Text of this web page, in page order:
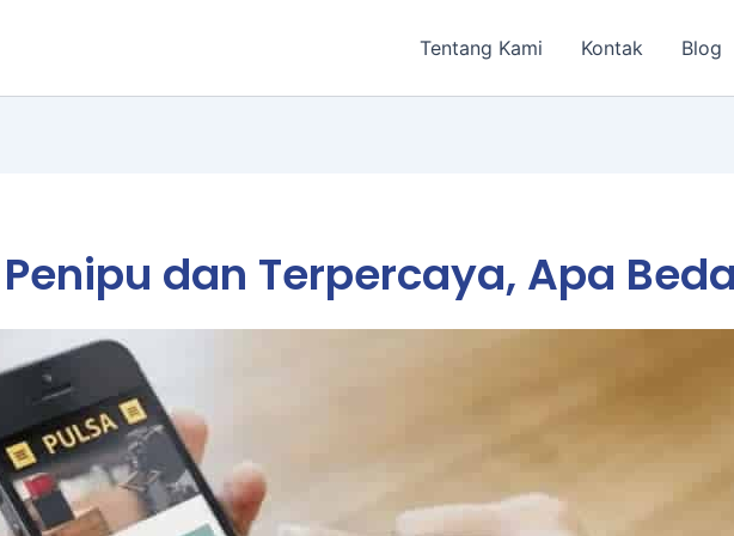
Tentang Kami Kontak Blog
dan Terpercaya, Apa